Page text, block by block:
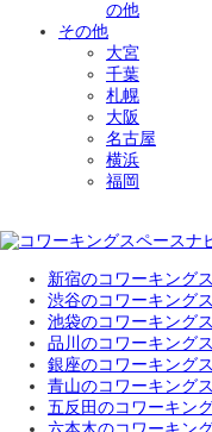
の他
その他
大宮
千葉
札幌
大阪
名古屋
横浜
福岡
新宿のコワーキング
渋谷のコワーキング
池袋のコワーキング
品川のコワーキング
銀座のコワーキング
青山のコワーキング
五反田のコワーキン